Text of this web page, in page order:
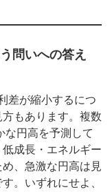
問いへの答え
差が縮小するにつ
もあります。複数
な円高を予測して
成長・エネルギー
、急激な円高は見
。いずれにせよ、